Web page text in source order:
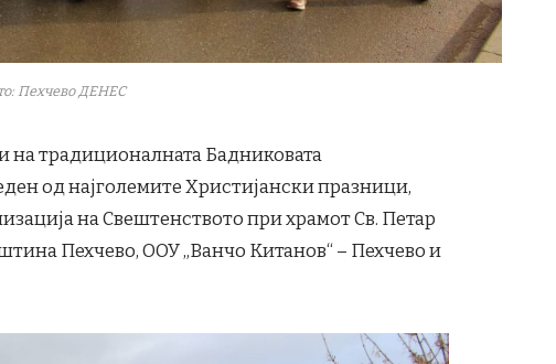
Пехчево ДЕНЕС
на традиционалната Бадниковата
од најголемите Христијански празници,
на Свештенството при храмот Св. Петар
Пехчево, ООУ „Ванчо Китанов“ – Пехчево и